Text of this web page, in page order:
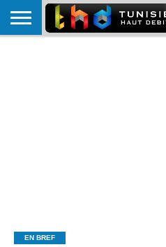
EN BREF